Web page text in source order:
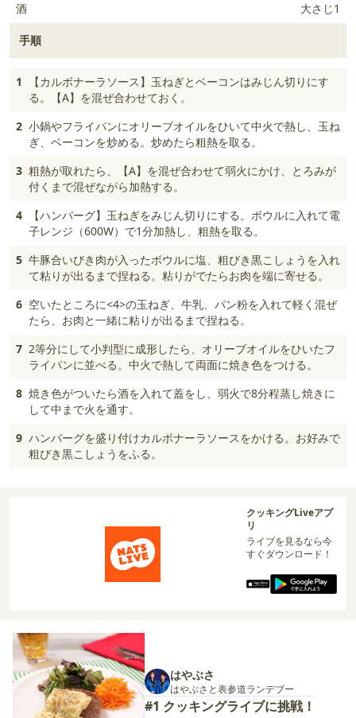
酒
大さじ1
手順
1
【カルボナーラソース】玉ねぎとベーコンはみじん切りにす
る。【A】を混ぜ合わせておく。
2 小鍋やフライパンにオリーブオイルをひいて中火で熱し、玉ね
ぎ、ベーコンを炒める。炒めたら粗熱を取る。
3 粗熱が取れたら、【A】を混ぜ合わせて弱火にかけ、とろみが
付くまで混ぜながら加熱する。
4
【ハンバーグ】玉ねぎをみじん切りにする。ボウルに入れて電
子レンジ（600W）で1分加熱し、粗熱を取る。
5 牛豚合いびき肉が入ったボウルに塩、粗びき黒こしょうを入れ
て粘りが出るまで捏ねる。粘りがでたらお肉を端に寄せる。
6 空いたところに<4>の玉ねぎ、牛乳、パン粉を入れて軽く混ぜ
たら、お肉と一緒に粘りが出るまで捏ねる。
7 2等分にして小判型に成形したら、オリーブオイルをひいたフ
ライパンに並べる。中火で熱して両面に焼き色をつける。
8 焼き色がついたら酒を入れて蓋をし、弱火で8分程蒸し焼きに
して中まで火を通す。
9 ハンバーグを盛り付けカルボナーラソースをかける。お好みで
粗びき黒こしょうをふる。
クッキングLiveアプ
リ
ライブを見るなら今
すぐダウンロード！
はやぶさ
はやぶさと表参道ランデブー
#1 クッキングライブに挑戦！